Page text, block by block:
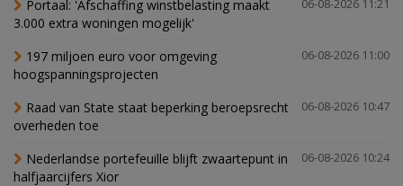
06-08-2026 11:21
Portaal: 'Afschaffing winstbelasting maakt
3.000 extra woningen mogelijk'
06-08-2026 11:00
197 miljoen euro voor omgeving
hoogspanningsprojecten
06-08-2026 10:47
Raad van State staat beperking beroepsrecht
overheden toe
06-08-2026 10:24
Nederlandse portefeuille blijft zwaartepunt in
halfjaarcijfers Xior